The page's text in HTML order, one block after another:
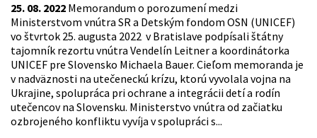
25. 08. 2022 Memorandum o porozumení medzi
Ministerstvom vnútra SR a Detským fondom OSN (UNICEF)
vo štvrtok 25. augusta 2022 v Bratislave podpísali štátny
tajomník rezortu vnútra Vendelín Leitner a koordinátorka
UNICEF pre Slovensko Michaela Bauer. Cieľom memoranda je
v nadväznosti na utečeneckú krízu, ktorú vyvolala vojna na
Ukrajine, spolupráca pri ochrane a integrácii detí a rodín
utečencov na Slovensku. Ministerstvo vnútra od začiatku
ozbrojeného konfliktu vyvíja v spolupráci s...